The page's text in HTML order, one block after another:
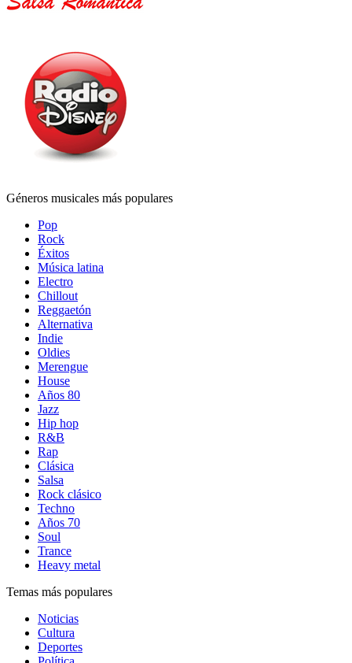
Géneros musicales más populares
Pop
Rock
Éxitos
Música latina
Electro
Chillout
Reggaetón
Alternativa
Indie
Oldies
Merengue
House
Años 80
Jazz
Hip hop
R&B
Rap
Clásica
Salsa
Rock clásico
Techno
Años 70
Soul
Trance
Heavy metal
Temas más populares
Noticias
Cultura
Deportes